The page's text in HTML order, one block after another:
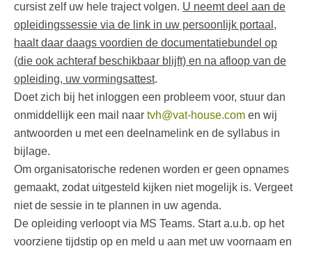
cursist zelf uw hele traject volgen. U neemt deel aan de
opleidingssessie via de link in uw persoonlijk portaal,
haalt daar daags voordien de documentatiebundel op
(die ook achteraf beschikbaar blijft) en na afloop van de
opleiding, uw vormingsattest.
Doet zich bij het inloggen een probleem voor, stuur dan
onmiddellijk een mail naar tvh@vat-house.com en wij
antwoorden u met een deelnamelink en de syllabus in
bijlage.
Om organisatorische redenen worden er geen opnames
gemaakt, zodat uitgesteld kijken niet mogelijk is. Vergeet
niet de sessie in te plannen in uw agenda.
De opleiding verloopt via MS Teams. Start a.u.b. op het
voorziene tijdstip op en meld u aan met uw voornaam en